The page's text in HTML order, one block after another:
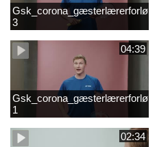
3
04:39
1
02:34